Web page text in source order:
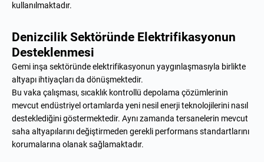
kullanılmaktadır.
Denizcilik Sektöründe Elektrifikasyonun
Desteklenmesi
Gemi inşa sektöründe elektrifikasyonun yaygınlaşmasıyla birlikte
altyapı ihtiyaçları da dönüşmektedir.
Bu vaka çalışması, sıcaklık kontrollü depolama çözümlerinin
mevcut endüstriyel ortamlarda yeni nesil enerji teknolojilerini nasıl
desteklediğini göstermektedir. Aynı zamanda tersanelerin mevcut
saha altyapılarını değiştirmeden gerekli performans standartlarını
korumalarına olanak sağlamaktadır.